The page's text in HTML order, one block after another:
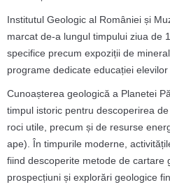
Institutul Geologic al României și
marcat de-a lungul timpului ziua de
specifice precum expoziții de
programe dedicate educației elevilor
Cunoașterea geologică a Planetei
timpul istoric pentru descoperirea
roci utile, precum și de resurse
ape). În timpurile moderne,
fiind descoperite metode de cartare
prospecțiuni și explorări geologice